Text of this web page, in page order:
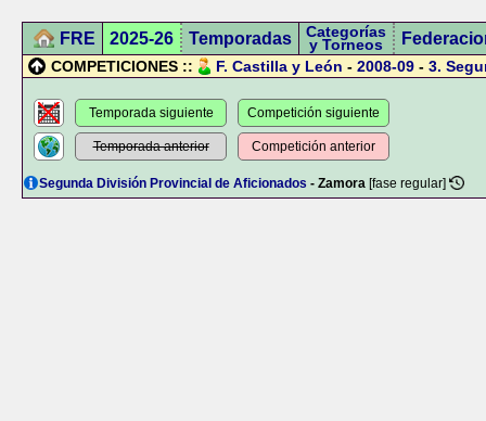
FRE 2025-26 Temporadas Categorías
y Torneos
COMPETICIONES :: F. Castilla y León - 2008-09 - 3.
Temporada siguiente
Temporada anterior
Competición siguiente
Competición anterior
Segunda División Provincial de Aficionados - Zamora [fase regular]